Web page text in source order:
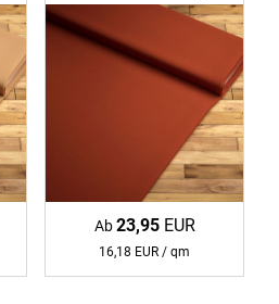
37077
Ab23,95EUR
16,18 EUR / qm